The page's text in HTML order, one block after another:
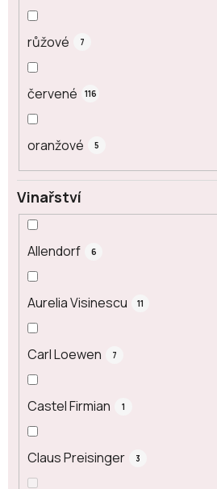
růžové 7
červené 116
oranžové 5
Vinařství
Allendorf 6
Aurelia Visinescu 11
Carl Loewen 7
Castel Firmian 1
Claus Preisinger 3